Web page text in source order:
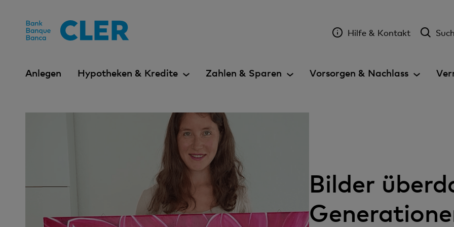
Hilfe & Kontakt
Anlegen Hypotheken & Kredite Zahlen & Sparen Vorsorgen & Nachlass
Bilder